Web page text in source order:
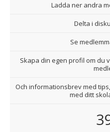
Ladda ner andra
Delta i
Se
Skapa din egen profil om du
Och informationsbrev med
med ditt